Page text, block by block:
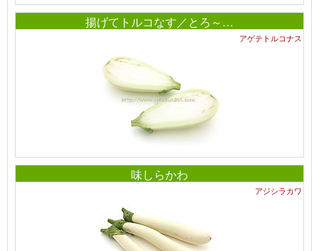
揚げてトルコなす／とろ～…
アゲテトルコナス
味しらかわ
アジシラカワ